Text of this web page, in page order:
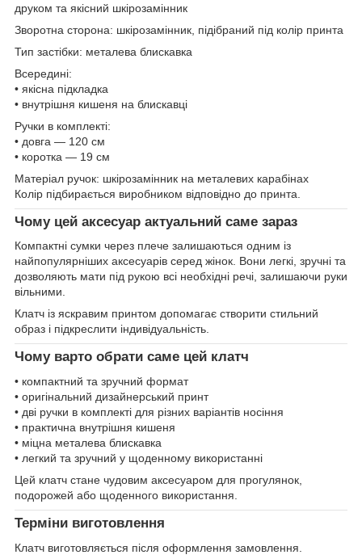
друком та якісний шкірозамінник
Зворотна сторона: шкірозамінник, підібраний під колір принта
Тип застібки: металева блискавка
Всередині:
• якісна підкладка
• внутрішня кишеня на блискавці
Ручки в комплекті:
• довга — 120 см
• коротка — 19 см
Матеріал ручок: шкірозамінник на металевих карабінах
Колір підбирається виробником відповідно до принта.
Чому цей аксесуар актуальний саме зараз
Компактні сумки через плече залишаються одним із
найпопулярніших аксесуарів серед жінок. Вони легкі, зручні та
дозволяють мати під рукою всі необхідні речі, залишаючи руки
вільними.
Клатч із яскравим принтом допомагає створити стильний
образ і підкреслити індивідуальність.
Чому варто обрати саме цей клатч
• компактний та зручний формат
• оригінальний дизайнерський принт
• дві ручки в комплекті для різних варіантів носіння
• практична внутрішня кишеня
• міцна металева блискавка
• легкий та зручний у щоденному використанні
Цей клатч стане чудовим аксесуаром для прогулянок,
подорожей або щоденного використання.
Терміни виготовлення
Клатч виготовляється після оформлення замовлення.